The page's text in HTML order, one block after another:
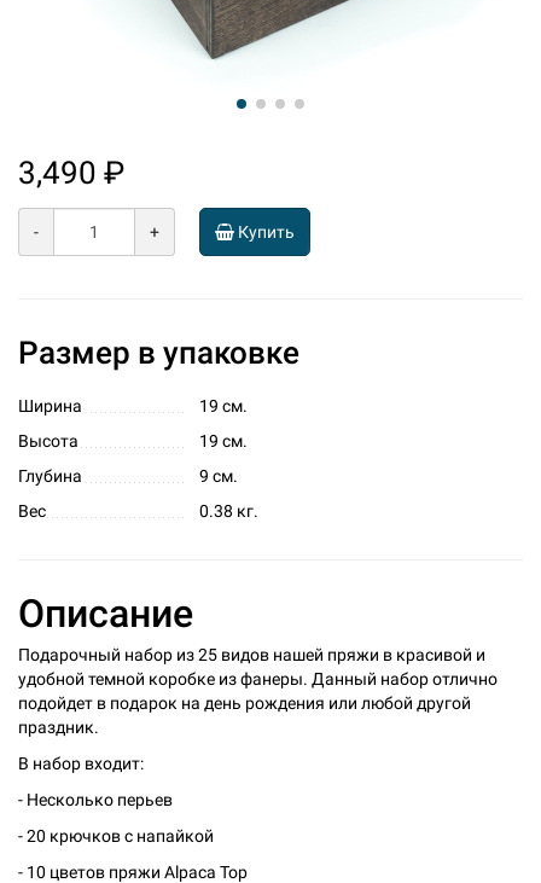
3,490 ₽
- + Купить
Размер в упаковке
Ширина
19 см.
Высота
19 см.
Глубина
9 см.
Вес
0.38 кг.
Описание
Подарочный набор из 25 видов нашей пряжи в красивой и
удобной темной коробке из фанеры. Данный набор отлично
подойдет в подарок на день рождения или любой другой
праздник.
В набор входит:
- Несколько перьев
- 20 крючков с напайкой
- 10 цветов пряжи Alpaca Top